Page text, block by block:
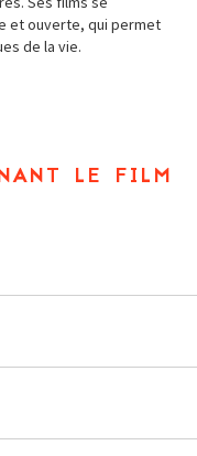
et ouverte, qui permet
de la vie.
le film